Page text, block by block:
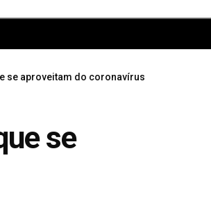
se aproveitam do coronavírus
se